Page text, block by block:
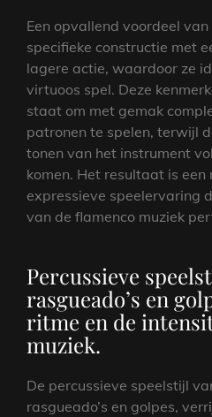
Een opvallend voordeel
specifieke constructie met
lagere actie, waardoor ze
virtuoos spel. Deze
staat om met gemak
patronen te spelen, terwijl
tonen van het instrument
komen. Het resultaat is een
expressieve speelervaring
van de flamenco muziek
Percussieve
rasgueado’s en
ritme en de
muziek.
De percussieve speelstijl
rasgueado’s en golpes,